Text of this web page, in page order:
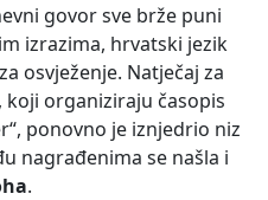
govor sve brže puni
izrazima, hrvatski jezik
osvježenje. Natječaj za
organiziraju časopis
ponovno je iznjedrio niz
nagrađenima se našla i
.